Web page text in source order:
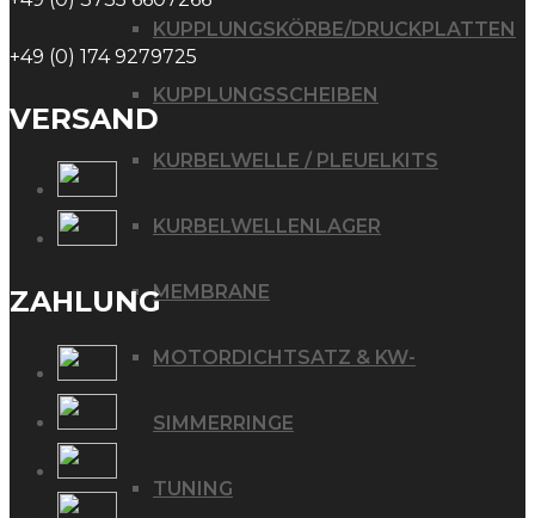
KUPPLUNGSKÖRBE/DRUCKPLATTEN
KUPPLUNGSSCHEIBEN
KURBELWELLE / PLEUELKITS
KURBELWELLENLAGER
MEMBRANE
MOTORDICHTSATZ & KW-
SIMMERRINGE
TUNING
+49 (0) 174 9279725
VERSAND
ZAHLUNG